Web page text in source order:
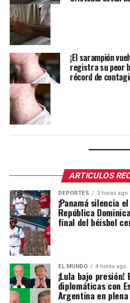
¡El sarampión
registra su peor
récord de
ARTICULOS
DEPORTES 3 horas ago
¡Panamá silencia
República
final del béisbol
EL MUNDO 4 horas ago
¡Lula bajo
diplomáticas con
Argentina en